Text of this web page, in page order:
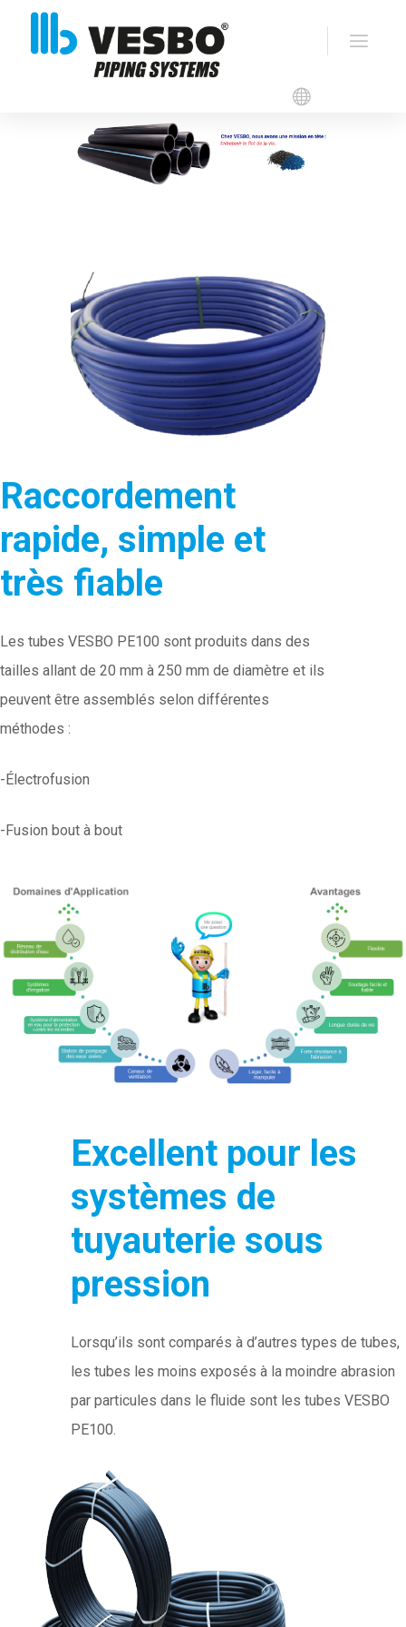
VESBO PEHD
Raccordement
rapide, simple et
très fiable
Les tubes VESBO PE100 sont produits dans des
tailles allant de 20 mm à 250 mm de diamètre et ils
peuvent être assemblés selon différentes
méthodes :
-Électrofusion
-Fusion bout à bout
Excellent pour les
systèmes de
tuyauterie sous
pression
Lorsqu’ils sont comparés à d’autres types de tubes,
les tubes les moins exposés à la moindre abrasion
par particules dans le fluide sont les tubes VESBO
PE100.